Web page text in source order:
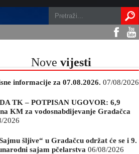
Nove vijesti
informacije za 07.08.2026. 07/08/2026
TK – POTPISAN UGOVOR: 6,9
KM za vodosnabdijevanje Gradačca
2026
šljive“ u Gradačcu održat će se i 9.
sajam pčelarstva 06/08/2026